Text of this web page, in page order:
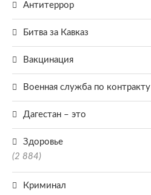
Антитеррор
Битва за Кавказ
Вакцинация
Военная служба по контракту
Дагестан – это
Здоровье
(2 884)
Криминал